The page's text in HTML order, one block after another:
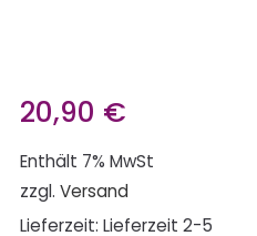
20,90 €
Enthält 7% MwSt
zzgl. Versand
Lieferzeit: Lieferzeit 2-5